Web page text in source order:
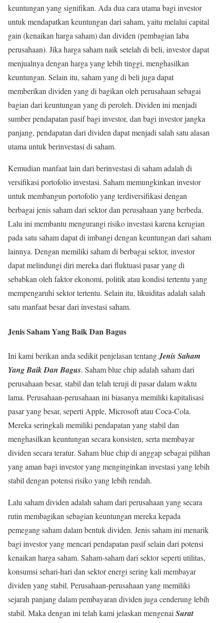
keuntungan yang signifikan. Ada dua cara utama bagi investor
untuk mendapatkan keuntungan dari saham, yaitu melalui capital
gain (kenaikan harga saham) dan dividen (pembagian laba
perusahaan). Jika harga saham naik setelah di beli, investor dapat
menjualnya dengan harga yang lebih tinggi, menghasilkan
keuntungan. Selain itu, saham yang di beli juga dapat
memberikan dividen yang di bagikan oleh perusahaan sebagai
bagian dari keuntungan yang di peroleh. Dividen ini menjadi
sumber pendapatan pasif bagi investor, dan bagi investor jangka
panjang, pendapatan dari dividen dapat menjadi salah satu alasan
utama untuk berinvestasi di saham.
Kemudian manfaat lain dari berinvestasi di saham adalah di
versifikasi portofolio investasi. Saham memungkinkan investor
untuk membangun portofolio yang terdiversifikasi dengan
berbagai jenis saham dari sektor dan perusahaan yang berbeda.
Lalu ini membantu mengurangi risiko investasi karena kerugian
pada satu saham dapat di imbangi dengan keuntungan dari saham
lainnya. Dengan memiliki saham di berbagai sektor, investor
dapat melindungi diri mereka dari fluktuasi pasar yang di
sebabkan oleh faktor ekonomi, politik atau kondisi tertentu yang
mempengaruhi sektor tertentu. Selain itu, likuiditas adalah salah
satu manfaat besar dari investasi saham.
Jenis Saham Yang Baik Dan Bagus
Ini kami berikan anda sedikit penjelasan tentangJenis Saham
Yang Baik Dan Bagus. Saham blue chip adalah saham dari
perusahaan besar, stabil dan telah teruji di pasar dalam waktu
lama. Perusahaan-perusahaan ini biasanya memiliki kapitalisasi
pasar yang besar, seperti Apple, Microsoft atau Coca-Cola.
Mereka seringkali memiliki pendapatan yang stabil dan
menghasilkan keuntungan secara konsisten, serta membayar
dividen secara teratur. Saham blue chip di anggap sebagai pilihan
yang aman bagi investor yang menginginkan investasi yang lebih
stabil dengan potensi risiko yang lebih rendah.
Lalu saham dividen adalah saham dari perusahaan yang secara
rutin membagikan sebagian keuntungan mereka kepada
pemegang saham dalam bentuk dividen. Jenis saham ini menarik
bagi investor yang mencari pendapatan pasif selain dari potensi
kenaikan harga saham. Saham-saham dari sektor seperti utilitas,
konsumsi sehari-hari dan sektor energi sering kali membayar
dividen yang stabil. Perusahaan-perusahaan yang memiliki
sejarah panjang dalam pembayaran dividen juga cenderung lebih
stabil. Maka dengan ini telah kami jelaskan mengenai Surat